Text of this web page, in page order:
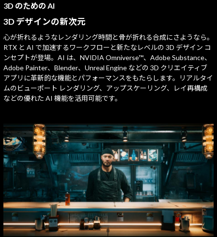
3D のための AI
3D デザインの新次元
心が折れるようなレンダリング時間と骨が折れる合成にさようなら。
RTX と AI で加速するワークフローと新たなレベルの 3D デザイン コ
ンセプトが登場。AI は、NVIDIA Omniverse™、Adobe Substance、
Adobe Painter、Blender、Unreal Engine などの 3D クリエイティブ
アプリに革新的な機能とパフォーマンスをもたらします。リアルタイ
ムのビューポート レンダリング、アップスケーリング、レイ再構成
などの優れた AI 機能を活用可能です。